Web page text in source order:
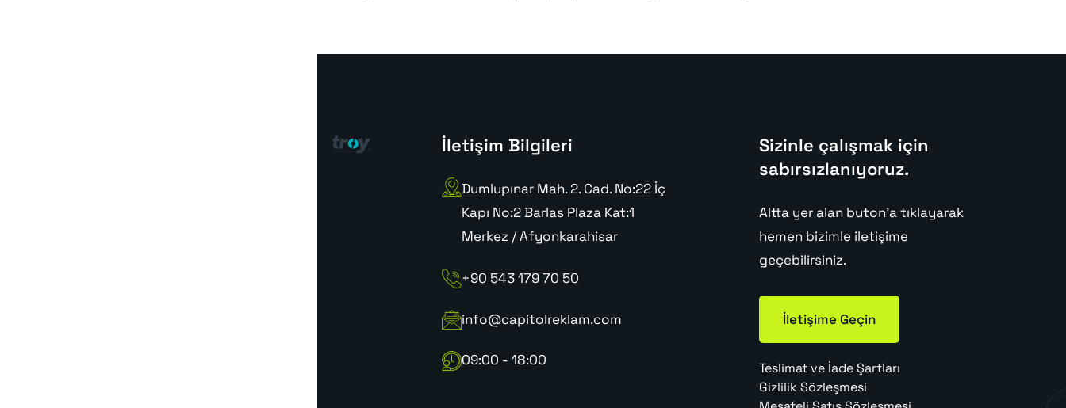
İletişim Bilgileri
Dumlupınar Mah. 2. Cad. No:22 İç
Kapı No:2 Barlas Plaza Kat:1
Merkez / Afyonkarahisar
+90 543 179 70 50
info@capitolreklam.com
09:00 - 18:00
Sizinle çalışmak için
sabırsızlanıyoruz.
Altta yer alan buton'a tıklayarak
hemen bizimle iletişime
geçebilirsiniz.
İletişime Geçin
Teslimat ve İade Şartları
Gizlilik Sözleşmesi